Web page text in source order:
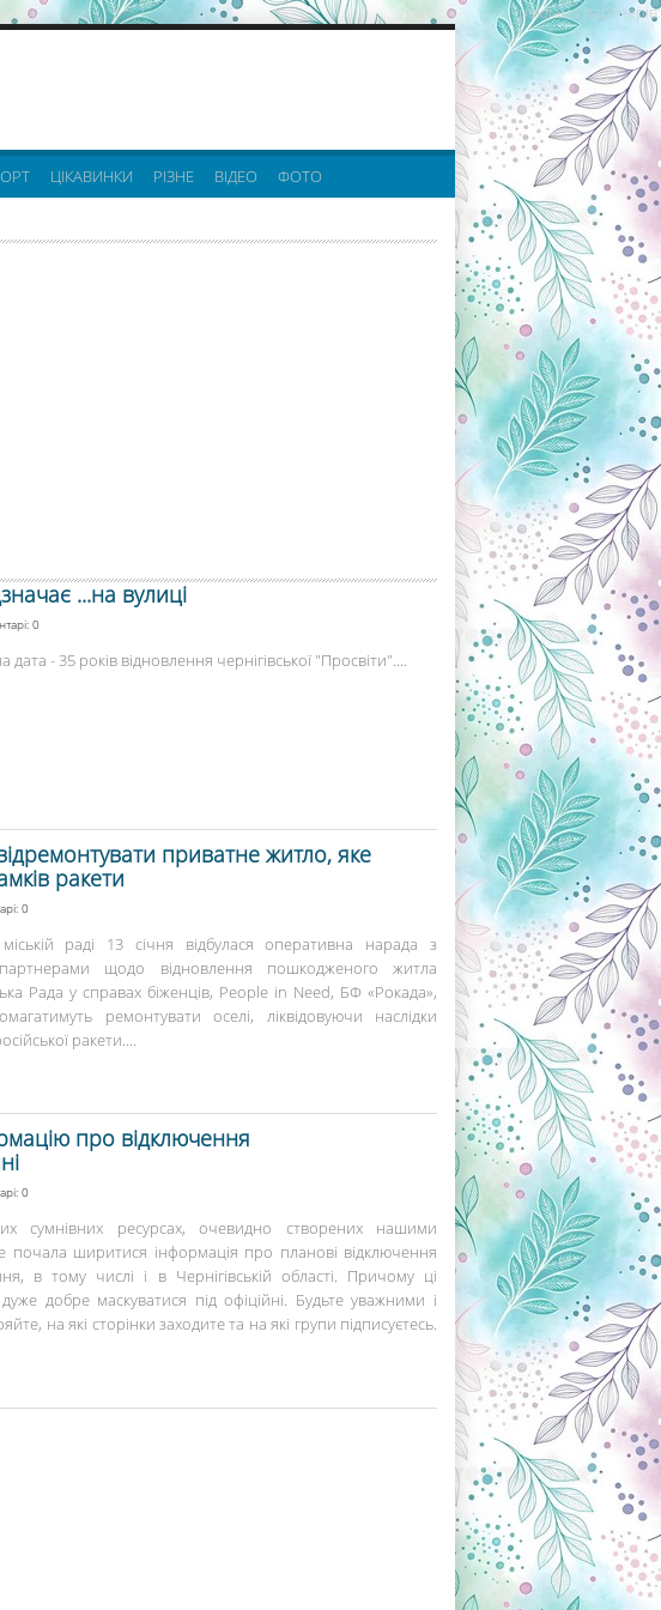
реклама партнерів:
ЦІКАВИНКИ РІЗНЕ ВІДЕО ФОТО
...на вулиці
0
дата - 35 років відновлення чернігівської "Просвіти"....
приватне житло, яке
ракети
0
міській раді 13 січня відбулася оперативна нарада з
щодо відновлення пошкодженого житла
Рада у справах біженців, People in Need, БФ «Рокада»,
ремонтувати оселі, ліквідовуючи наслідки
ракети....
про відключення
0
сумнівних ресурсах, очевидно створених нашими
почала ширитися інформація про планові відключення
в тому числі і в Чернігівській області. Причому ці
добре маскуватися під офіційні. Будьте уважними і
на які сторінки заходите та на які групи підписуєтесь.